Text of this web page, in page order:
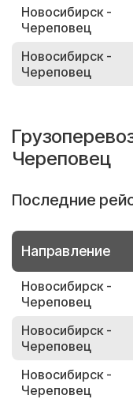
Новосибирск -
Череповец
Новосибирск -
Череповец
Череповец
Последние
Направление
Новосибирск -
Череповец
Новосибирск -
Череповец
Новосибирск -
Череповец